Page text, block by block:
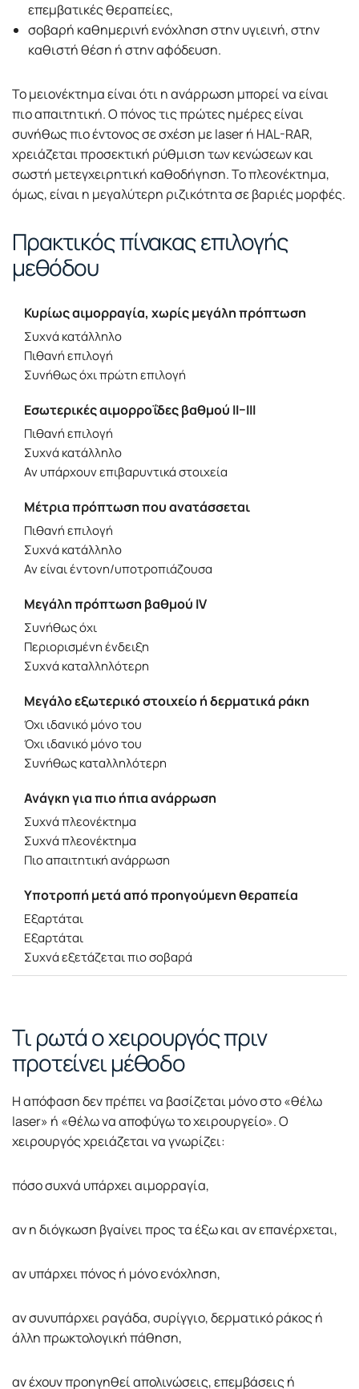
επεμβατικές θεραπείες,
σοβαρή καθημερινή ενόχληση στην υγιεινή, στην
καθιστή θέση ή στην αφόδευση.
Το μειονέκτημα είναι ότι η ανάρρωση μπορεί να είναι
πιο απαιτητική. Ο πόνος τις πρώτες ημέρες είναι
συνήθως πιο έντονος σε σχέση με laser ή HAL-RAR,
χρειάζεται προσεκτική ρύθμιση των κενώσεων και
σωστή μετεγχειρητική καθοδήγηση. Το πλεονέκτημα,
όμως, είναι η μεγαλύτερη ριζικότητα σε βαριές μορφές.
Πρακτικός πίνακας επιλογής
μεθόδου
Κυρίως αιμορραγία, χωρίς μεγάλη πρόπτωση
Συχνά κατάλληλο
Πιθανή επιλογή
Συνήθως όχι πρώτη επιλογή
Εσωτερικές αιμορροΐδες βαθμού II–III
Πιθανή επιλογή
Συχνά κατάλληλο
Αν υπάρχουν επιβαρυντικά στοιχεία
Μέτρια πρόπτωση που ανατάσσεται
Πιθανή επιλογή
Συχνά κατάλληλο
Αν είναι έντονη/υποτροπιάζουσα
Μεγάλη πρόπτωση βαθμού IV
Συνήθως όχι
Περιορισμένη ένδειξη
Συχνά καταλληλότερη
Μεγάλο εξωτερικό στοιχείο ή δερματικά ράκη
Όχι ιδανικό μόνο του
Όχι ιδανικό μόνο του
Συνήθως καταλληλότερη
Ανάγκη για πιο ήπια ανάρρωση
Συχνά πλεονέκτημα
Συχνά πλεονέκτημα
Πιο απαιτητική ανάρρωση
Υποτροπή μετά από προηγούμενη θεραπεία
Εξαρτάται
Εξαρτάται
Συχνά εξετάζεται πιο σοβαρά
Τι ρωτά ο χειρουργός πριν
προτείνει μέθοδο
Η απόφαση δεν πρέπει να βασίζεται μόνο στο «θέλω
laser» ή «θέλω να αποφύγω το χειρουργείο». Ο
χειρουργός χρειάζεται να γνωρίζει:
πόσο συχνά υπάρχει αιμορραγία,
αν η διόγκωση βγαίνει προς τα έξω και αν επανέρχεται,
αν υπάρχει πόνος ή μόνο ενόχληση,
αν συνυπάρχει ραγάδα, συρίγγιο, δερματικό ράκος ή
άλλη πρωκτολογική πάθηση,
αν έχουν προηγηθεί απολινώσεις, επεμβάσεις ή